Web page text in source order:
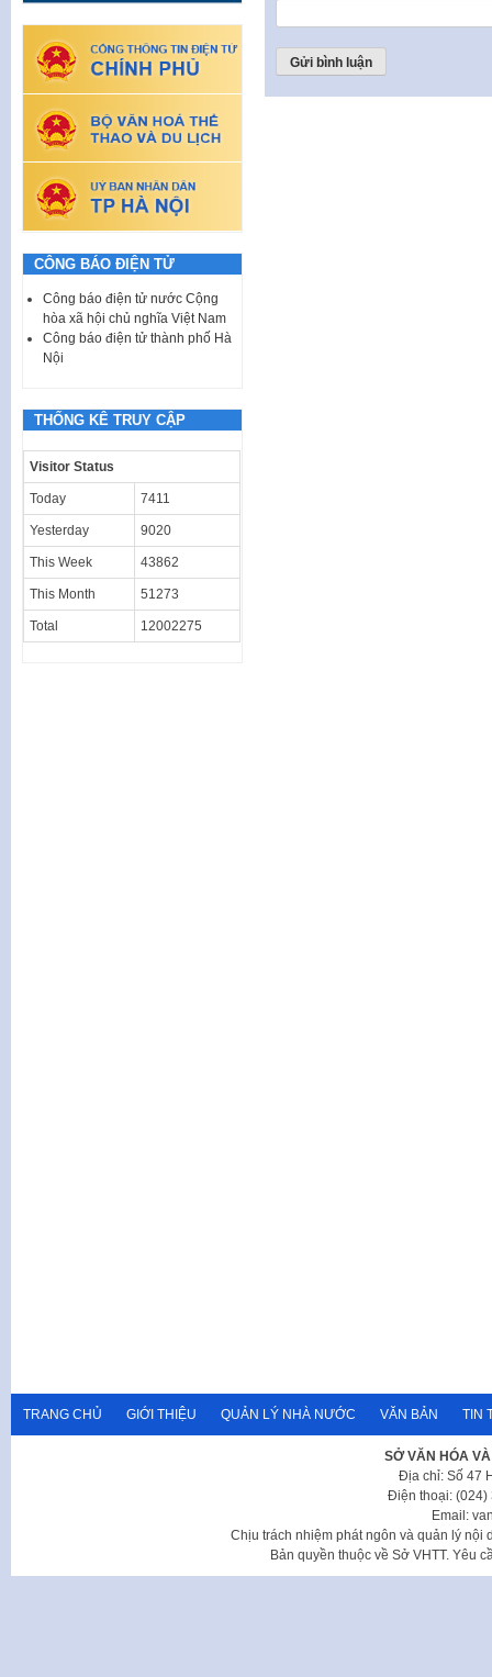
CÔNG BÁO ĐIỆN TỬ
Công báo điện tử nước Cộng
hòa xã hội chủ nghĩa Việt Nam
Công báo điện tử thành phố Hà
Nội
THỐNG KÊ TRUY CẬP
Visitor Status
Today 7411
Yesterday 9020
This Week 43862
This Month 51273
Total 12002275
TRANG CHỦ GIỚI THIỆU QUẢN LÝ NHÀ NƯỚC VĂN BẢN TIN
SỞ VĂN HÓA
Địa chỉ: Số 47
Điện thoại: (024)
Email:
Chịu trách nhiệm phát ngôn và quản lý nội
Bản quyền thuộc về Sở VHTT. Yêu